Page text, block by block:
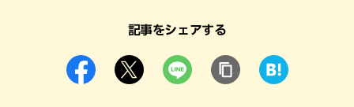
記事をシェアする